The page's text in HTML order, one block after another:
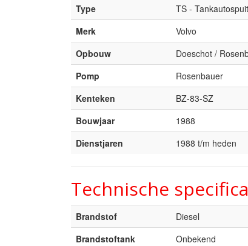
Type
TS -
Merk
Volvo
Opbouw
Doeschot /
Pomp
Rosenbauer
Kenteken
BZ-83-SZ
Bouwjaar
1988
Dienstjaren
1988 t/m heden
Technische
Brandstof
Diesel
Brandstoftank
Onbekend